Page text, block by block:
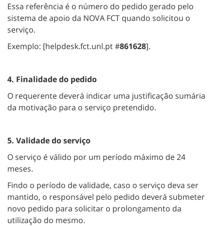
Essa referência é o número do pedido gerado pelo
sistema de apoio da NOVA FCT quando solicitou o
serviço.
Exemplo: [helpdesk.fct.unl.pt #861628].
4. Finalidade do pedido
O requerente deverá indicar uma justificação sumária
da motivação para o serviço pretendido.
5. Validade do serviço
O serviço é válido por um período máximo de 24
meses.
Findo o período de validade, caso o serviço deva ser
mantido, o responsável pelo pedido deverá submeter
novo pedido para solicitar o prolongamento da
utilização do mesmo.